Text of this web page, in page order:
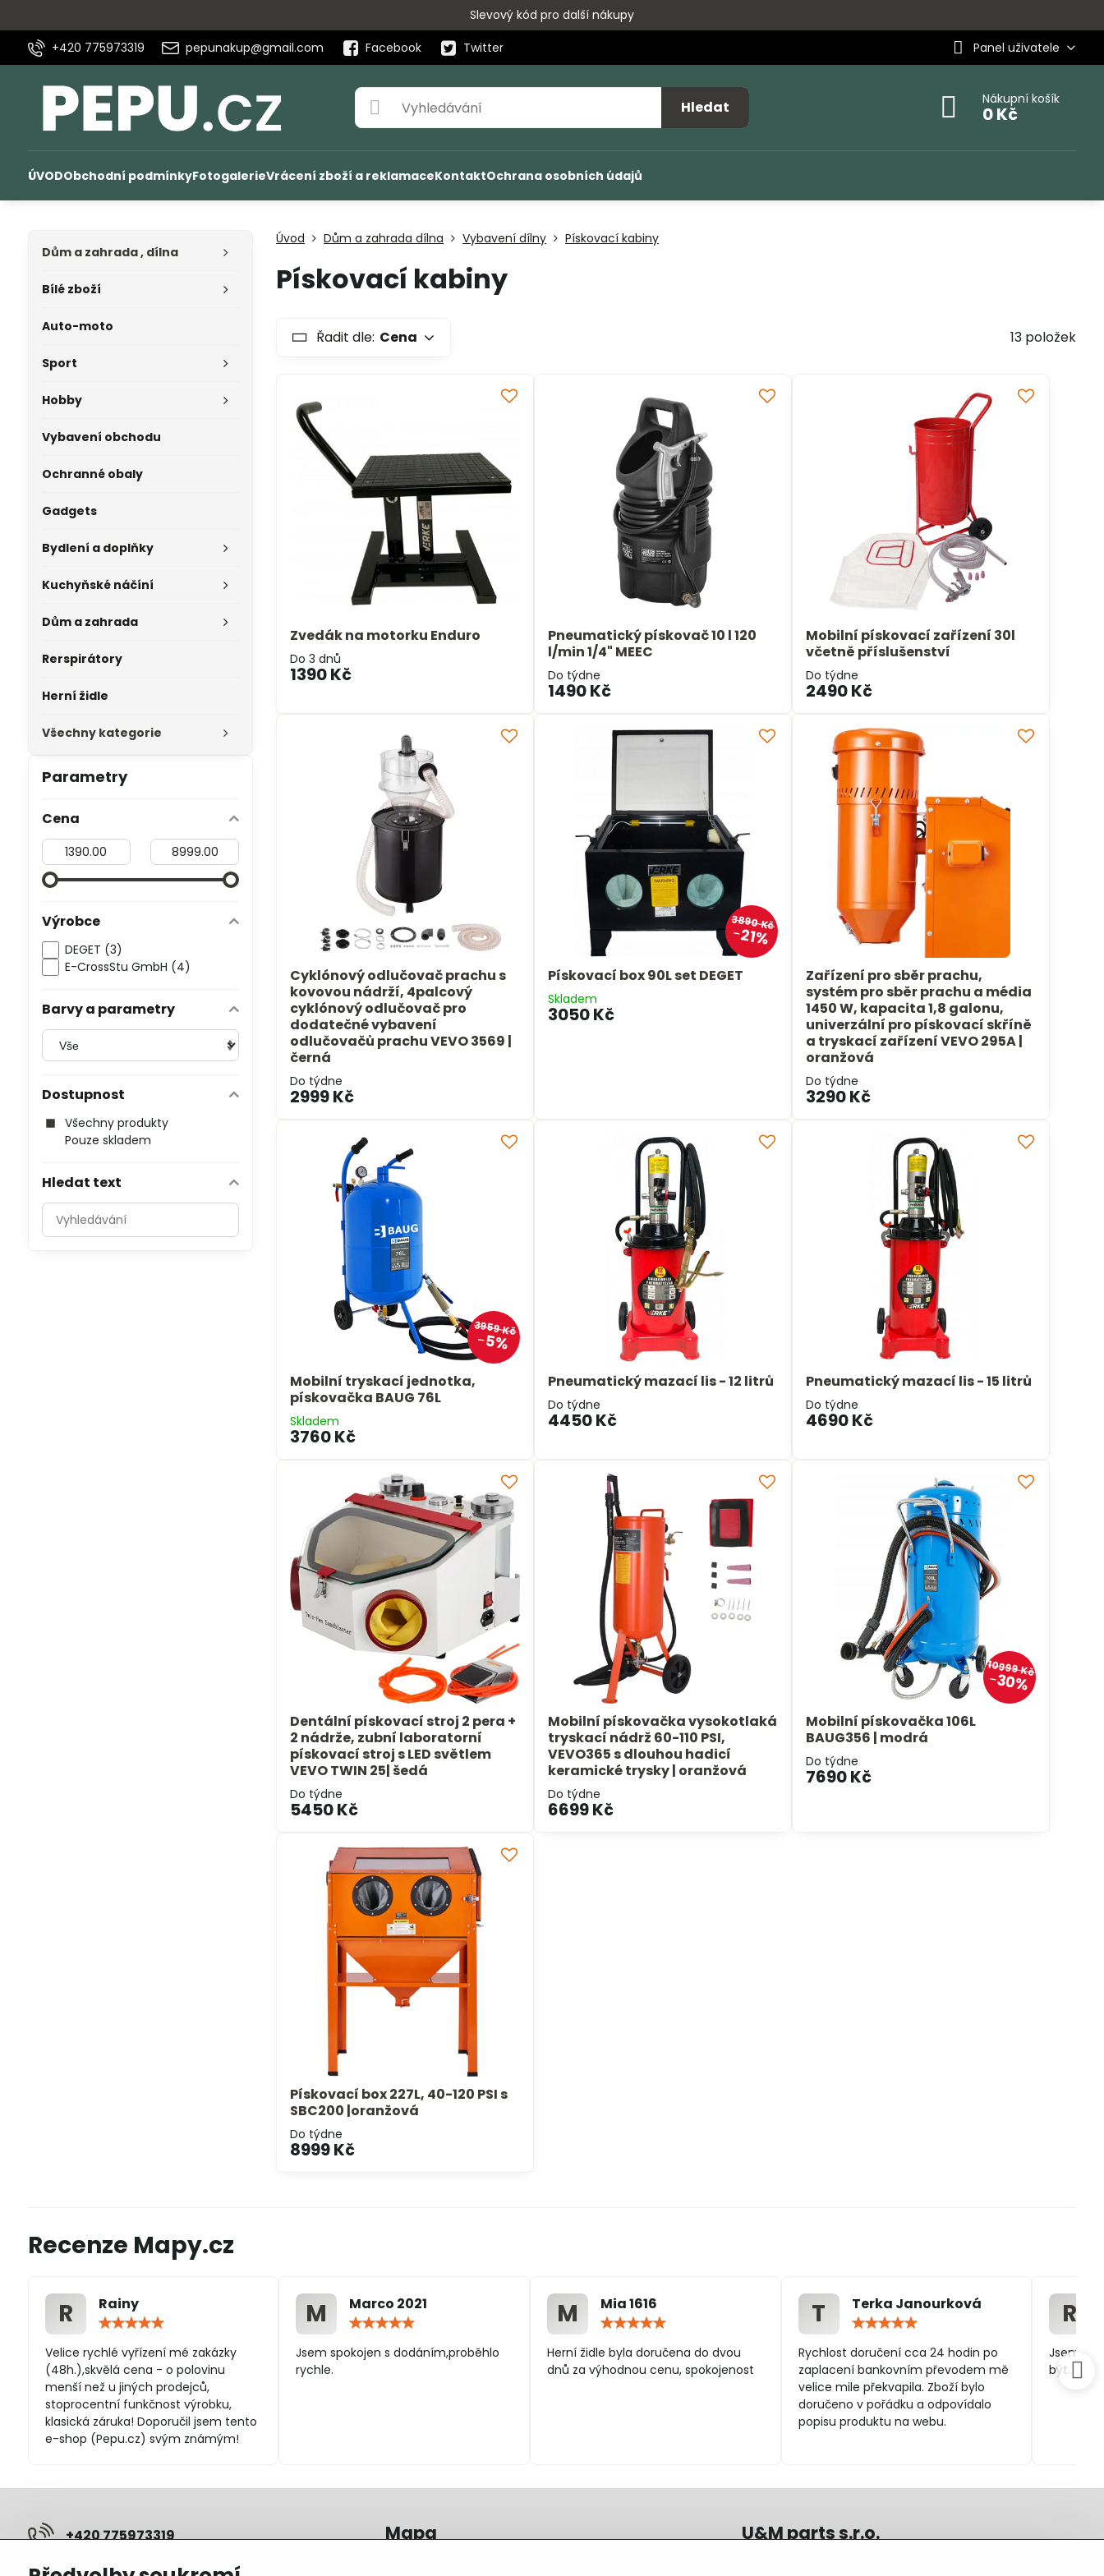
Slevový kód pro další nákupy
+420 775973319
pepunakup@gmail.com Facebook Twitter Panel uživatele
Hledat Nákupní košík
0 Kč
ÚVODObchodní podmínkyFotogalerieVrácení zboží a reklamaceKontaktOchrana osobních údajů
Úvod Dům a zahrada dílna Vybavení dílny Pískovací kabiny
Pískovací kabiny
Řadit dle: Cena 13 položek
Zvedák na motorku Enduro
Do 3 dnů
1390 Kč
Pneumatický pískovač 10 l 120
l/min 1/4" MEEC
Do týdne
1490 Kč
Mobilní pískovací zařízení 30l
včetně příslušenství
Do týdne
2490 Kč
Cyklónový odlučovač prachu s
kovovou nádrží, 4palcový
cyklónový odlučovač pro
dodatečné vybavení
odlučovačů prachu VEVO 3569 |
černá
Do týdne
2999 Kč
3890 Kč
21%
Pískovací box 90L set DEGET
Skladem
3050 Kč
Zařízení pro sběr prachu,
systém pro sběr prachu a média
1450 W, kapacita 1,8 galonu,
univerzální pro pískovací skříně
a tryskací zařízení VEVO 295A |
oranžová
Do týdne
3290 Kč
3959 Kč
5%
Mobilní tryskací jednotka,
pískovačka BAUG 76L
Skladem
3760 Kč
Pneumatický mazací lis - 12 litrů
Do týdne
4450 Kč
Pneumatický mazací lis - 15 litrů
Do týdne
4690 Kč
Dentální pískovací stroj 2 pera +
2 nádrže, zubní laboratorní
pískovací stroj s LED světlem
VEVO TWIN 25| šedá
Do týdne
5450 Kč
Mobilní pískovačka vysokotlaká
tryskací nádrž 60-110 PSI,
VEVO365 s dlouhou hadicí
keramické trysky | oranžová
Do týdne
6699 Kč
10999 Kč
30%
Mobilní pískovačka 106L
BAUG356 | modrá
Do týdne
7690 Kč
Pískovací box 227L, 40-120 PSI s
SBC200 |oranžová
Do týdne
8999 Kč
Parametry
Cena
Od:
Do:
Výrobce
DEGET (3)
E-CrossStu GmbH​ (4)
Barvy a parametry
Dostupnost
Všechny produkty
Pouze skladem
Hledat text
Prohledat
výsledky
Dům a zahrada , dílna
Bílé zboží
Auto-moto
Sport
Hobby
Vybavení obchodu
Ochranné obaly
Gadgets
Bydlení a doplňky
Kuchyňské náčíní
Dům a zahrada
Rerspirátory
Herní židle
Všechny kategorie
Recenze Mapy.cz
R
Rainy
/
5
Velice rychlé vyřízení mé zakázky
(48h.),skvělá cena - o polovinu
menší než u jiných prodejců,
stoprocentní funkčnost výrobku,
klasická záruka! Doporučil jsem tento
e-shop (Pepu.cz) svým známým!
M
Marco 2021
/
5
Jsem spokojen s dodáním,proběhlo
rychle.
M
Mia 1616
/
5
Herní židle byla doručena do dvou
dnů za výhodnou cenu, spokojenost
T
Terka Janourková
/
5
Rychlost doručení cca 24 hodin po
zaplacení bankovním převodem mě
velice mile překvapila. Zboží bylo
doručeno v pořádku a odpovídalo
popisu produktu na webu.
R
Jsem
být.
+420 775973319 Mapa U&M parts s.r.o.